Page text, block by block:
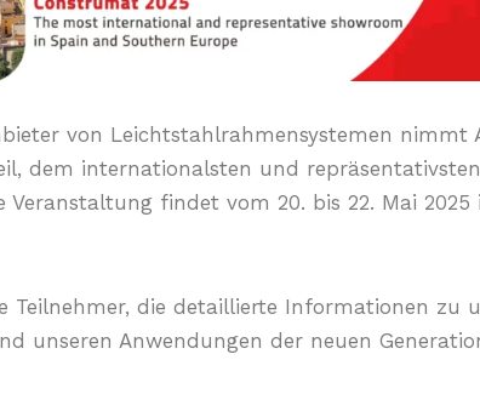
von Leichtstahlrahmensystemen nimmt
dem internationalsten und
Veranstaltung findet vom 20. bis 22. Mai 2025
Teilnehmer, die detaillierte Informationen zu
unseren Anwendungen der neuen